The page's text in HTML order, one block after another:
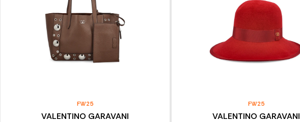
FW25
VALENTINO GARAVANI
FW25
VALENTINO GARAVANI